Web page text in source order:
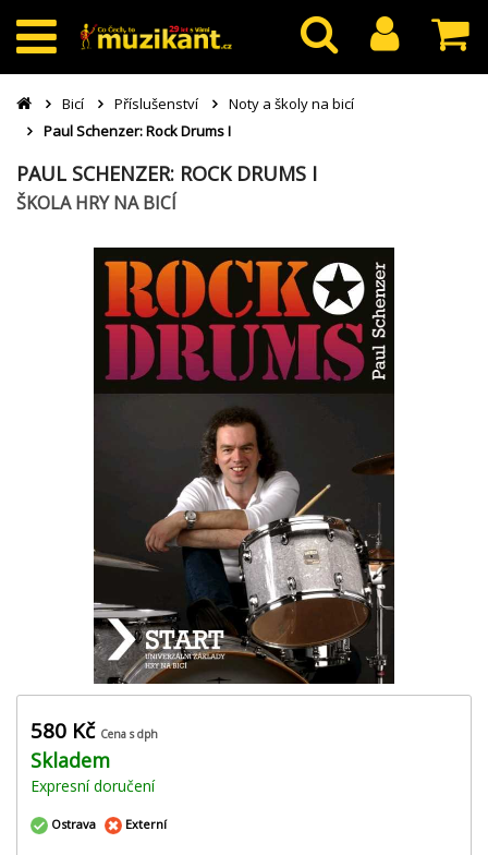
Bicí Příslušenství
Noty a školy na bicí
Paul Schenzer: Rock Drums I
PAUL SCHENZER: ROCK DRUMS I
ŠKOLA HRY NA BICÍ
580 Kč Cena s dph
Skladem
Expresní doručení
Ostrava Externí